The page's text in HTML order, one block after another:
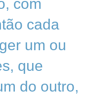
com
cada
um ou
que
do outro,